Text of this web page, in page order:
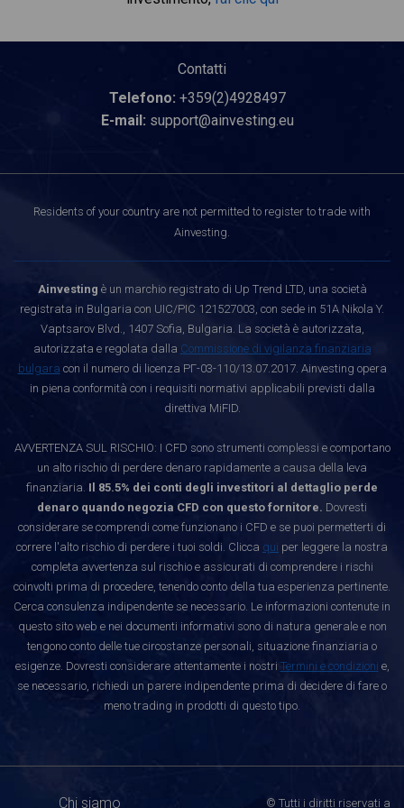
Contatti
Telefono: +359(2)4928497
E-mail: support@ainvesting.eu
Residents of your country are not permitted to register to trade with
Ainvesting.
Ainvesting è un marchio registrato di Up Trend LTD, una società
registrata in Bulgaria con UIC/PIC 121527003, con sede in 51A Nikola Y.
Vaptsarov Blvd., 1407 Sofia, Bulgaria. La società è autorizzata,
autorizzata e regolata dalla Commissione di vigilanza finanziaria
bulgara con il numero di licenza РГ-03-110/13.07.2017. Ainvesting opera
in piena conformità con i requisiti normativi applicabili previsti dalla
direttiva MiFID.
AVVERTENZA SUL RISCHIO: I CFD sono strumenti complessi e comportano
un alto rischio di perdere denaro rapidamente a causa della leva
finanziaria. Il 85.5% dei conti degli investitori al dettaglio perde
denaro quando negozia CFD con questo fornitore. Dovresti
considerare se comprendi come funzionano i CFD e se puoi permetterti di
correre l'alto rischio di perdere i tuoi soldi. Clicca qui per leggere la nostra
completa avvertenza sul rischio e assicurati di comprendere i rischi
coinvolti prima di procedere, tenendo conto della tua esperienza pertinente.
Cerca consulenza indipendente se necessario. Le informazioni contenute in
questo sito web e nei documenti informativi sono di natura generale e non
tengono conto delle tue circostanze personali, situazione finanziaria o
esigenze. Dovresti considerare attentamente i nostri Termini e condizioni e,
se necessario, richiedi un parere indipendente prima di decidere di fare o
meno trading in prodotti di questo tipo.
Chi siamo © Tutti i diritti riservati a